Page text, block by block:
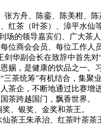
方舟、陈銮、陈美柑、陈
红茶（叶茶）、漳平水仙
的领导嘉宾们、广大茶人
位商会会员、每位工作人
华副会长在致辞中首先对
赐，是健康的饮品之一。
三茶统筹”有机结合，集
茶企，不断地通过比赛增
茶跨越国门，飘香世界。
、银奖、金奖和茶王。
茶王朱承治、红茶叶茶茶